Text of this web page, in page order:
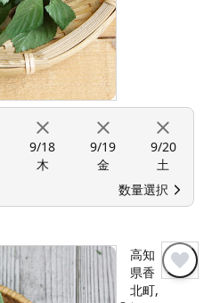
9/18
木
9/19
金
9/20
土
数量選択
高知
県香
北町,